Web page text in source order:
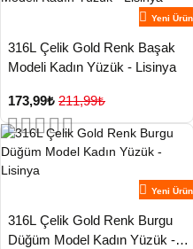
Yeni Ürün
316L Çelik Gold Renk Başak
Modeli Kadın Yüzük - Lisinya
173,99₺ 211,99₺
Yeni Ürün
316L Çelik Gold Renk Burgu
Düğüm Model Kadın Yüzük -